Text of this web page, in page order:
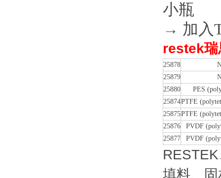
小瓶
→ 加入
restek瑞
25878
25879
25880
PES
25874PTFE
25875PTFE
25876
PVDF
25877
PVDF
填料、